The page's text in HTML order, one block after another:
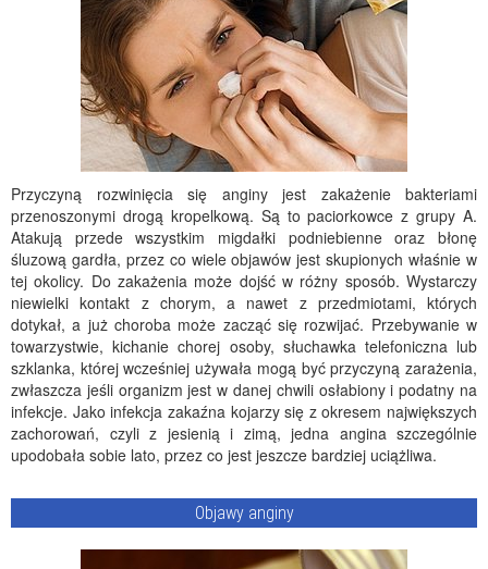
Przyczyną rozwinięcia się anginy jest zakażenie bakteriami
przenoszonymi drogą kropelkową. Są to paciorkowce z grupy A.
Atakują przede wszystkim migdałki podniebienne oraz błonę
śluzową gardła, przez co wiele objawów jest skupionych właśnie w
tej okolicy. Do zakażenia może dojść w różny sposób. Wystarczy
niewielki kontakt z chorym, a nawet z przedmiotami, których
dotykał, a już choroba może zacząć się rozwijać. Przebywanie w
towarzystwie, kichanie chorej osoby, słuchawka telefoniczna lub
szklanka, której wcześniej używała mogą być przyczyną zarażenia,
zwłaszcza jeśli organizm jest w danej chwili osłabiony i podatny na
infekcje. Jako infekcja zakaźna kojarzy się z okresem największych
zachorowań, czyli z jesienią i zimą, jedna angina szczególnie
upodobała sobie lato, przez co jest jeszcze bardziej uciążliwa.
Objawy anginy